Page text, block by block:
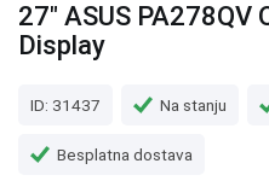
27" ASUS PA278QV
Display
ID: 31437 Na stanju
Besplatna dostava